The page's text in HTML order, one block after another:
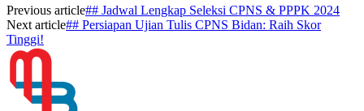
Previous article## Jadwal Lengkap Seleksi CPNS & PPPK 2024
Next article## Persiapan Ujian Tulis CPNS Bidan: Raih Skor
Tinggi!